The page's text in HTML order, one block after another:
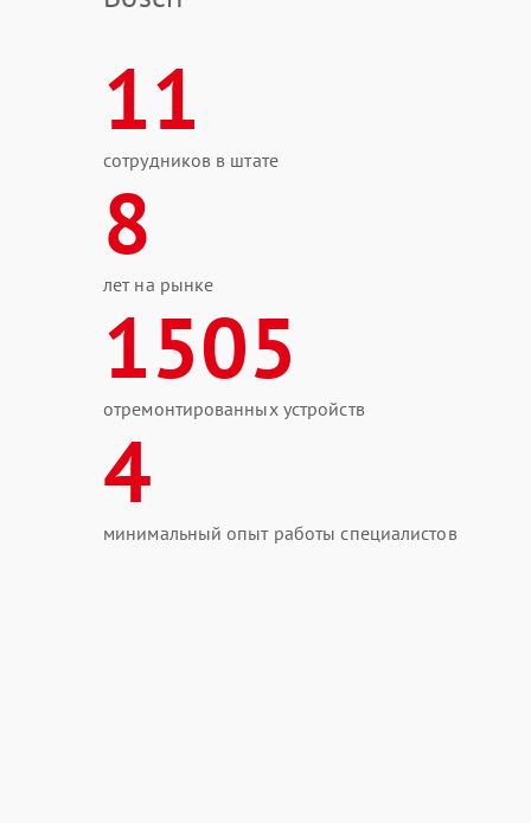
11
сотрудников в штате
8
лет на рынке
1505
отремонтированных устройств
4
минимальный опыт работы специалистов